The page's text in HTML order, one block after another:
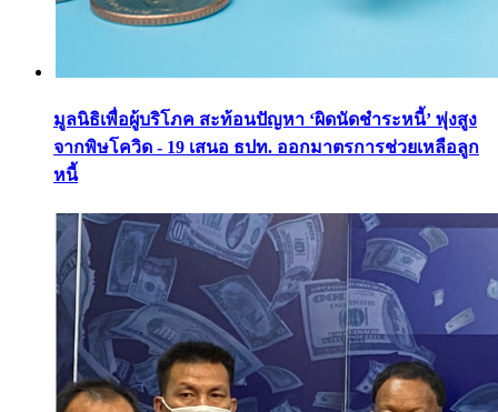
มูลนิธิเพื่อผู้บริโภค สะท้อนปัญหา ‘ผิดนัดชำระหนี้’ พุ่งสูง
จากพิษโควิด - 19 เสนอ ธปท. ออกมาตรการช่วยเหลือลูก
หนี้